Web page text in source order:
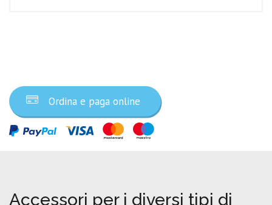
Ordina e paga online
Accessori per i diversi tipi di